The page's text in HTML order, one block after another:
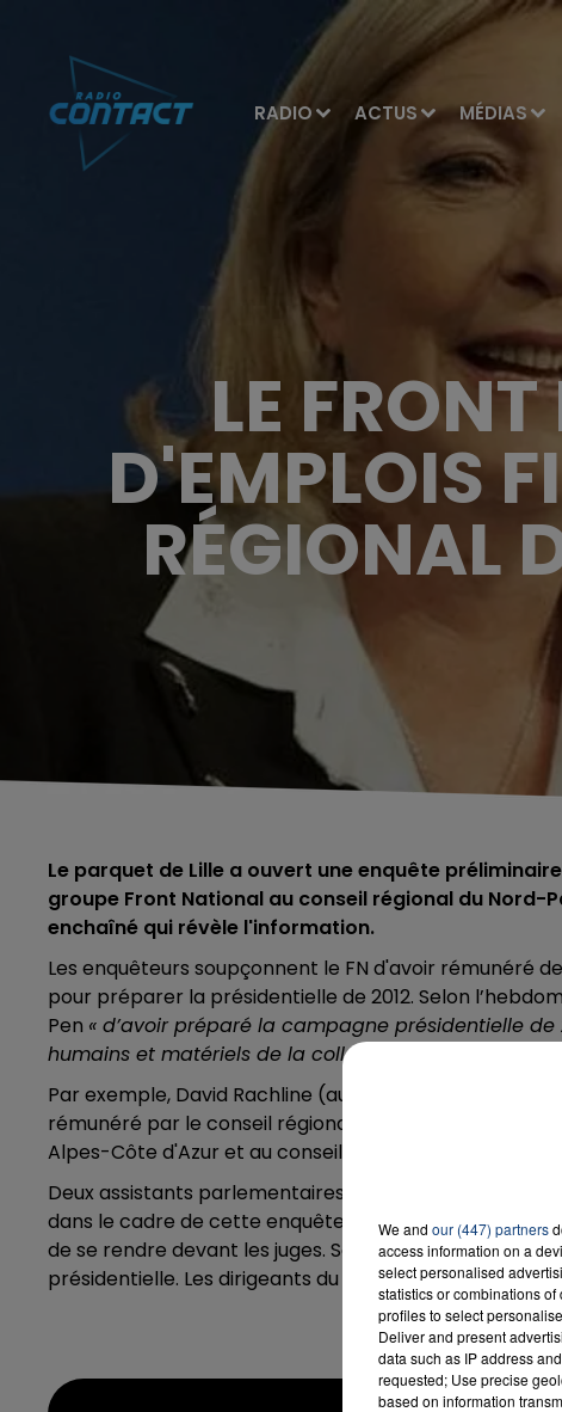
RADIO ACTUS MÉDIAS
LE
D'EMPLOIS
RÉGIONAL
Le parquet de Lille a ouvert une enquête
groupe Front National au conseil régional du Nord-
enchaîné qui révèle l'information.
Les enquêteurs soupçonnent le FN d'avoir rémunéré
pour préparer la présidentielle de 2012. Selon
Pen « d’avoir préparé la campagne présidentielle
humains et matériels de la collectivité ».
Par exemple, David Rachline (aujourd'hui directeur
rémunéré par le conseil régional du Nord-Pas-de-
Alpes-Côte d'Azur et au conseil municipal de Fréjus,
Deux assistants parlementaires frontistes, dont la
dans le cadre de cette enquête. La présidente du
de se rendre devant les juges. Son immunité
présidentielle. Les dirigeants du parti dénoncet une
We and our (447) partners
access information on a
select personalised
statistics or combinations
profiles to select
Deliver and present
data such as IP address
requested; Use precise
based on information